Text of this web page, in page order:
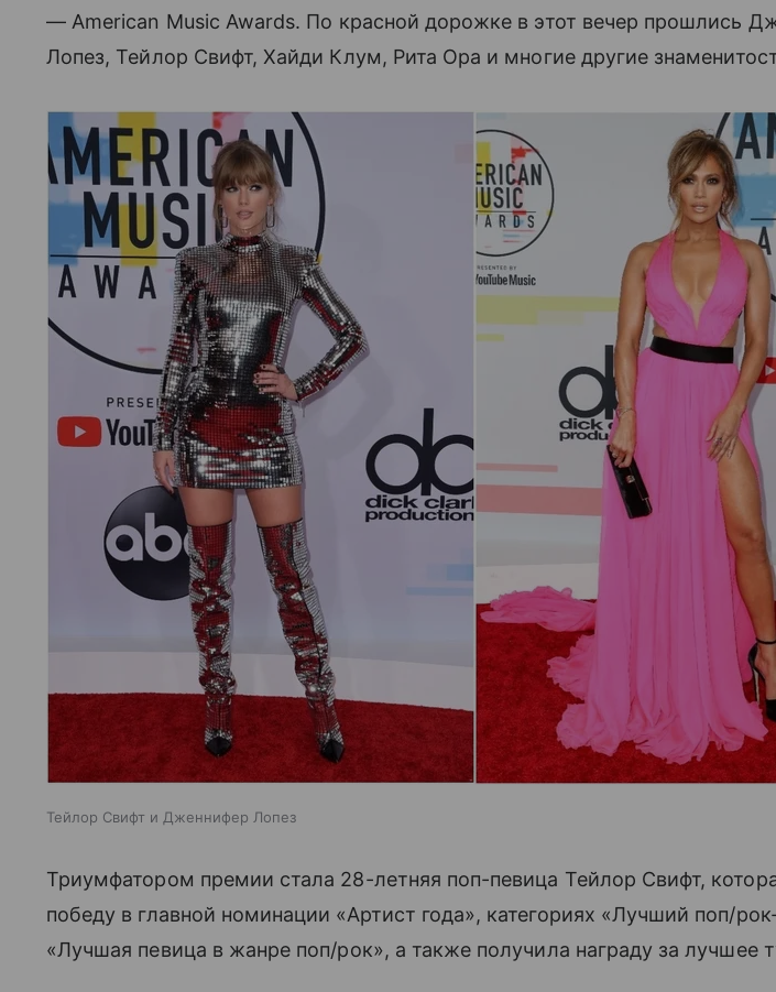
— American Music Awards. По красной дорожке в этот вечер прошлись
Лопез, Тейлор Свифт, Хайди Клум, Рита Ора и многие другие
Тейлор Свифт и Дженнифер Лопез
Триумфатором премии стала 28-летняя поп-певица Тейлор Свифт,
победу в главной номинации «Артист года», категориях «Лучший поп/
«Лучшая певица в жанре поп/рок», а также получила награду за лучшее